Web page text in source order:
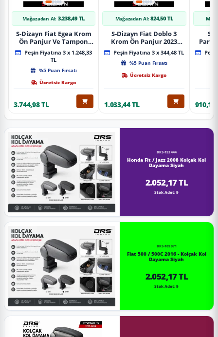
Mağazadan Al: 3.238,49 TL
S-Dizayn Fiat Egea Krom
Ön Panjur Ve Tampon
Çıta Seti Diamond Model
22 Prç. 2020 Üzeri (Parlak
Peşin Fiyatına 3 x 1.248,33
TL
%5 Puan Fırsatı
Ücretsiz Kargo
3.744,98 TL
Mağazadan Al: 824,50 TL
S-Dizayn Fiat Doblo 3
Krom Ön Panjur 2023
Üzeri A+ Kalite
Peşin Fiyatına 3 x 344,48 TL
%5 Puan Fırsatı
Ücretsiz Kargo
1.033,44 TL
S-
Ön
910,16
DRS-153444
Honda Fit / Jazz 2008 Kolçak Kol
Dayama Siyah
2.052,17 TL
Stok Adet: 9
DRS-109971
Fiat 500 / 500C 2016 - Kolçak Kol
Dayama Siyah
2.052,17 TL
Stok Adet: 9